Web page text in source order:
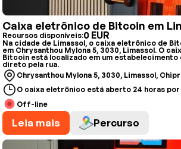
Caixa eletrônico de Bitcoin em
Recursos disponíveis:0 EUR
Na cidade de Limassol, o caixa eletrônico de
em Chrysanthou Mylona 5, 3030, Limassol. O
Bitcoin está localizado em um
direto pela rua.
Chrysanthou Mylona 5, 3030, Limassol,
O caixa eletrônico está aberto 24 horas por
Off-line
Leia mais Percurso